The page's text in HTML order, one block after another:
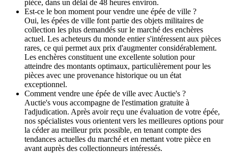
pièce, dans un délai de 48 heures environ.
Est-ce le bon moment pour vendre une épée de ville ?
Oui, les épées de ville font partie des objets militaires de
collection les plus demandés sur le marché des enchères
actuel. Les acheteurs du monde entier s'intéressent aux pièces
rares, ce qui permet aux prix d'augmenter considérablement.
Les enchères constituent une excellente solution pour
atteindre des montants optimaux, particulièrement pour les
pièces avec une provenance historique ou un état
exceptionnel.
Comment vendre une épée de ville avec Auctie's ?
Auctie's vous accompagne de l'estimation gratuite à
l'adjudication. Après avoir reçu une évaluation de votre épée,
nos spécialistes vous orientent vers les meilleures options pour
la céder au meilleur prix possible, en tenant compte des
tendances actuelles du marché et en mettant votre pièce en
avant auprès des collectionneurs intéressés.